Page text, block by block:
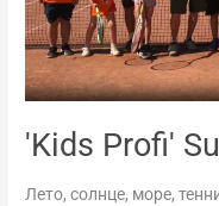
'Kids Profi'
Лето, солнце, море,